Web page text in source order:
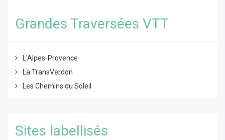
Grandes Traversées VTT
L'Alpes-Provence
La TransVerdon
Les Chemins du Soleil
Sites labellisés